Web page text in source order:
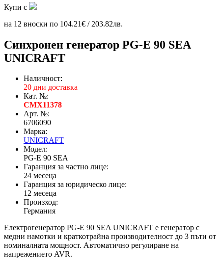
Купи с
на 12 вноски по 104.21€ / 203.82лв.
Синхронен генератор PG-E 90 SEA
UNICRAFT
Наличност:
20 дни доставка
Кат. №:
CMX11378
Арт. №:
6706090
Марка:
UNICRAFT
Модел:
PG-E 90 SEA
Гаранция за частно лице:
24 месеца
Гаранция за юридическо лице:
12 месеца
Произход:
Германия
Електрогенератор PG-E 90 SEA UNICRAFT е генератор с
медни намотки и краткотрайна производителност до 3 пъти от
номиналната мощност. Автоматично регулиране на
напрежението AVR.